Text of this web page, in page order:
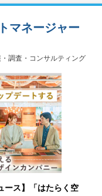
調査・コンサルティング
マネージャー
ース】「はたらく空